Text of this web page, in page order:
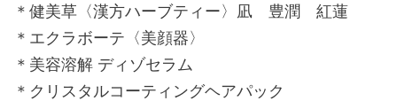
＊健美草〈漢方ハーブティー〉凪 豊潤 紅蓮
＊エクラボーテ〈美顔器〉
＊美容溶解 ディゾセラム
＊クリスタルコーティングヘアパック